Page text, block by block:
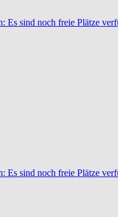
Es sind noch freie Plätze
Es sind noch freie Plätze